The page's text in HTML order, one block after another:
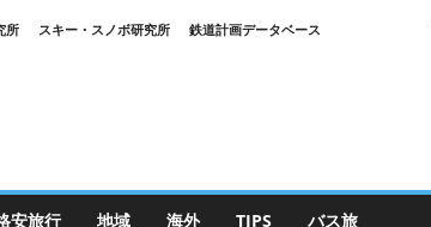
所 スキー・スノボ研究所
鉄道計画データベース
安旅行 地域 海外 TIPS バス旅